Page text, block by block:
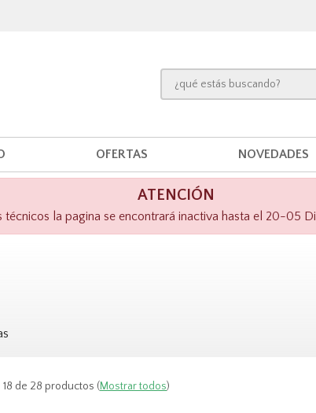
OFERTAS NOVEDADES
ATENCIÓN
técnicos la pagina se encontrará inactiva hasta el 20-05
de 28 productos (Mostrar todos)